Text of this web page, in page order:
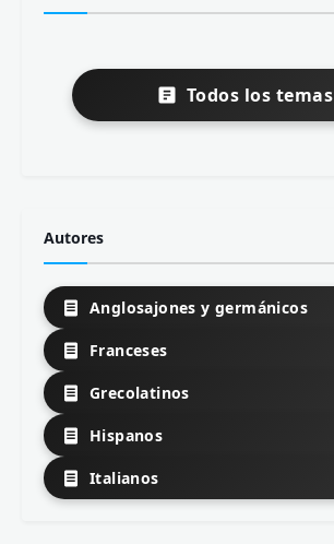
Todos los temas
Autores
Anglosajones y germánicos
Franceses
Grecolatinos
Hispanos
Italianos